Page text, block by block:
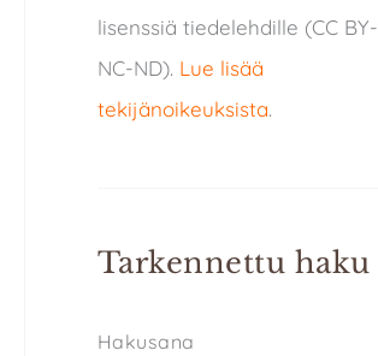
lisenssiä tiedelehdille (CC BY-
NC-ND). Lue lisää
tekijänoikeuksista.
Tarkennettu haku
Hakusana